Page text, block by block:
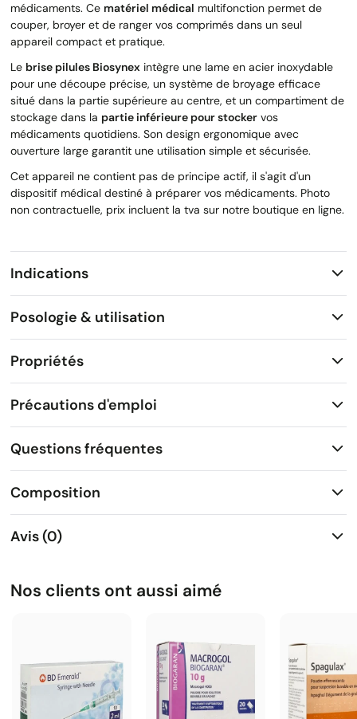
médicaments. Ce matériel médical multifonction permet de
couper, broyer et de ranger vos comprimés dans un seul
appareil compact et pratique.
Le brise pilules Biosynex intègre une lame en acier inoxydable
pour une découpe précise, un système de broyage efficace
situé dans la partie supérieure au centre, et un compartiment de
stockage dans la partie inférieure pour stocker vos
médicaments quotidiens. Son design ergonomique avec
ouverture large garantit une utilisation simple et sécurisée.
Cet appareil ne contient pas de principe actif, il s'agit d'un
dispositif médical destiné à préparer vos médicaments. Photo
non contractuelle, prix incluent la tva sur notre boutique en ligne.
Indications
Posologie & utilisation
Propriétés
Précautions d'emploi
Questions fréquentes
Composition
Avis (0)
Nos clients ont aussi aimé